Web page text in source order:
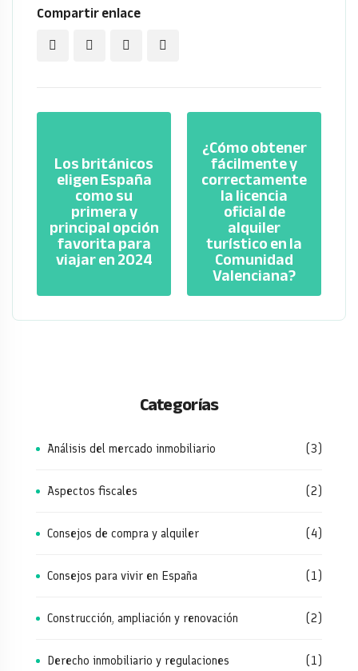
Compartir enlace
Los británicos
eligen España
como su
primera y
principal opción
favorita para
viajar en 2024
¿Cómo obtener
fácilmente y
correctamente
la licencia
oficial de
alquiler
turístico en la
Comunidad
Valenciana?
Categorías
Análisis del mercado inmobiliario (3)
Aspectos fiscales (2)
Consejos de compra y alquiler (4)
Consejos para vivir en España (1)
Construcción, ampliación y renovación (2)
Derecho inmobiliario y regulaciones (1)